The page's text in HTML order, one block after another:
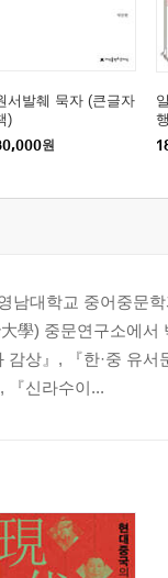
서발췌 묵자 (큰글자
)
원
남대학교 중어중문
學) 중문연구소에
감상』, 『한·중 유
『신라수이...